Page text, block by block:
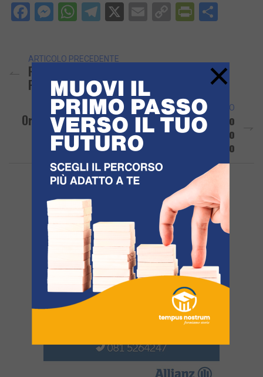
Facebook
Messenger
WhatsApp
Telegram
X EmailCopy
ARTICOLO PRECEDENTE
POZZUOLI/ Casa In Fiamme A Via Napoli:
Paura E Gente In Strada
ARTICOLO SUCCESSIVO
Oro 2025 Per I Paratleti Valentino Mandato
E Davide Riccardelli Allenati Da Claudio
Belardo
×